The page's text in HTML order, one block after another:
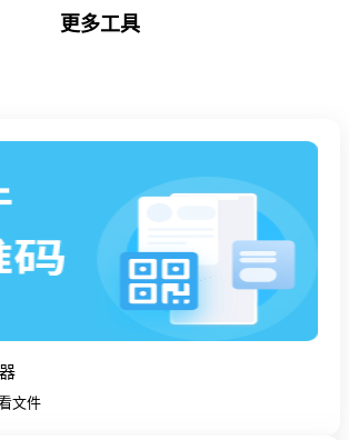
更多工具
文件